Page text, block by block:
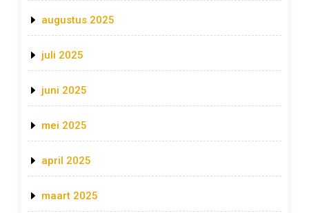
augustus 2025
juli 2025
juni 2025
mei 2025
april 2025
maart 2025